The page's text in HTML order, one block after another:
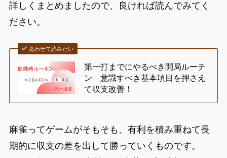
詳しくまとめましたので、良ければ読んでみてく
ださい。
あわせて読みたい
第一打までにやるべき開局ルーチ
ン 意識すべき基本項目を押さえ
て収支改善！
麻雀ってゲームがそもそも、有利を積み重ねて長
期的に収支の差を出して勝っていくものです。